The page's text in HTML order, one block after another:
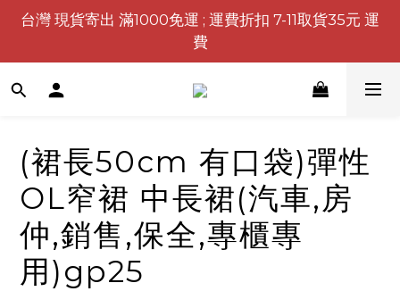
台灣 現貨寄出 滿1000免運 ; 運費折扣 7-11取貨35元 運
費
(裙長50cm 有口袋)彈性
OL窄裙 中長裙(汽車,房
仲,銷售,保全,專櫃專
用)gp25